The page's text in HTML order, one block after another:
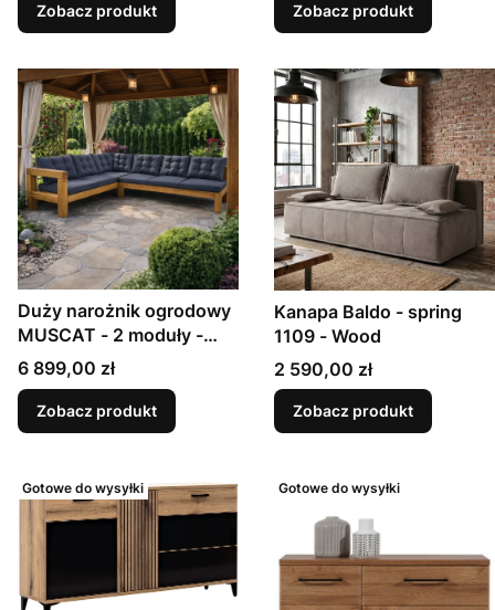
Zobacz produkt Zobacz produkt
Duży narożnik ogrodowy
MUSCAT - 2 moduły -
2B230 i 0B210
Cena
6 899,00 zł
Zobacz produkt
Kanapa Baldo - spring
1109 - Wood
Cena
2 590,00 zł
Zobacz produkt
Gotowe do wysyłki Gotowe do wysyłki